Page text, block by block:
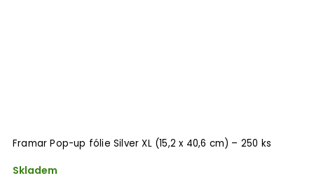
Framar Pop-up fólie Silver XL (15,2 x 40,6 cm) – 250 ks
Skladem